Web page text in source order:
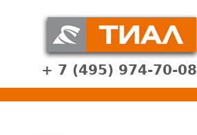
+ 7 (495) 974-70-08